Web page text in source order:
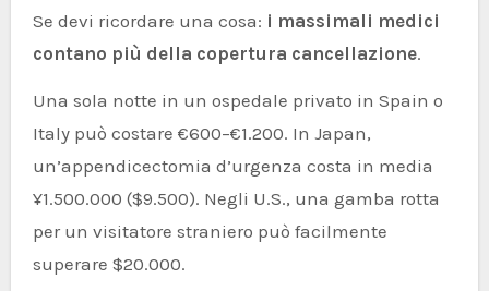
Se devi ricordare una cosa: i massimali medici
contano più della copertura cancellazione.
Una sola notte in un ospedale privato in Spain o
Italy può costare €600–€1.200. In Japan,
un’appendicectomia d’urgenza costa in media
¥1.500.000 ($9.500). Negli U.S., una gamba rotta
per un visitatore straniero può facilmente
superare $20.000.